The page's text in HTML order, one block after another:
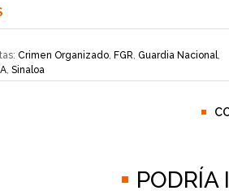
Crimen Organizado FGR Guardia Nacional
Sinaloa
PODRÍA